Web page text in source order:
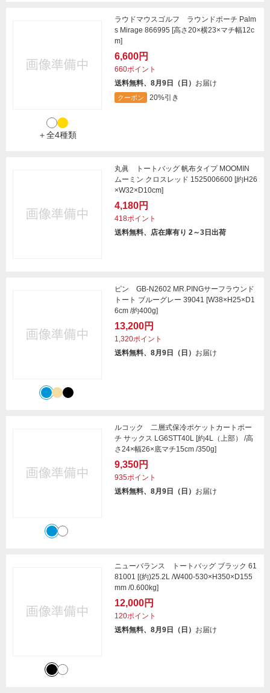
＋全4種類
ラウドマウスゴルフ ラウンドポーチ Palm
s Mirage 866995 [高さ20×横23×マチ幅12c
m]
6,600円
660ポイント
送料無料、8月9日（日） お届け
クーポン 20%引き
丸眞 トートバッグ 帆布タイプ MOOMIN
ムーミン クロスレッド 1525006600 [約H26
×W32×D10cm]
4,180円
418ポイント
送料無料、店在庫有り 2～3日出荷
ピン GB-N2602 MR.PINGサーフラウンド
トート ブルーグレー 39041 [W38×H25×D1
6cm /約400g]
13,200円
1,320ポイント
送料無料、8月9日（日） お届け
ルコック 二層式保冷ポケットカートポー
チ サックス LG6STT40L [約4L（上部） /高
さ24×幅26×底マチ15cm /350g]
9,350円
935ポイント
送料無料、8月9日（日） お届け
ニューバランス トートバッグ ブラック 61
81001 [(約)25.2L /W400-530×H350×D155
mm /0.600kg]
12,000円
120ポイント
送料無料、8月9日（日） お届け